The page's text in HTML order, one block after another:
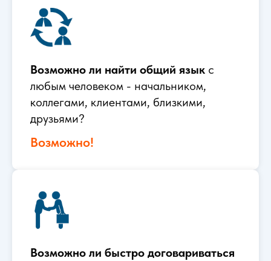
Возможно ли найти общий язык с
любым человеком - начальником,
коллегами, клиентами, близкими,
друзьями?
Возможно!
Возможно ли быстро договариваться